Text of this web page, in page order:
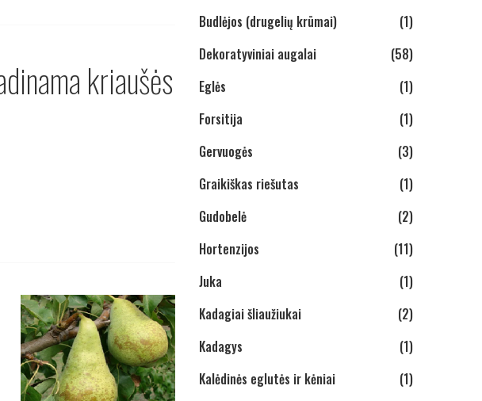
kriaušės
Budlėjos (drugelių krūmai)
(1)
Dekoratyviniai augalai
(58)
Eglės
(1)
Forsitija
(1)
Gervuogės
(3)
Graikiškas riešutas
(1)
Gudobelė
(2)
Hortenzijos
(11)
Juka
(1)
Kadagiai šliaužiukai
(2)
Kadagys
(1)
Kalėdinės eglutės ir kėniai
(1)